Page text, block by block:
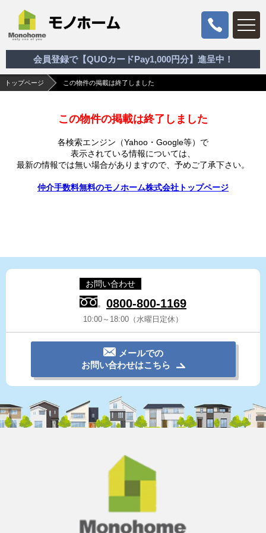
会員登録で【QUOカードPay1,000円分】進呈中！
トップページ この物件の掲載は終了しました
この物件の掲載は終了しました
各検索エンジン（Yahoo・Google等）で
表示されている情報については、
最新の情報では無い場合がありますので、 予めご了承下さい。
仲介手数料無料のモノホーム株式会社トップページ
お問い合わせ
0800-800-1169
10:00～18:00（水曜日定休）
メールでの
お問い合わせはこちら